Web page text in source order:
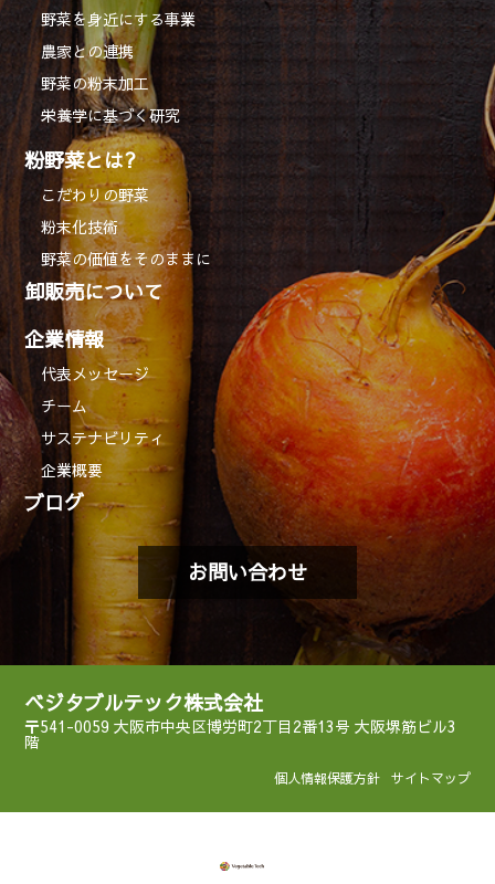
野菜を身近にする事業
農家との連携
野菜の粉末加工
栄養学に基づく研究
粉野菜とは?
こだわりの野菜
粉末化技術
野菜の価値をそのままに
卸販売について
企業情報
代表メッセージ
チーム
サステナビリティ
企業概要
ブログ
お問い合わせ
ベジタブルテック株式会社
〒541-0059 大阪市中央区博労町2丁目2番13号 大阪堺筋ビル3
階
個人情報保護方針 サイトマップ